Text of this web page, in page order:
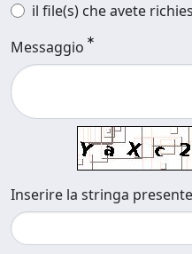
il file(s) che avete
Messaggio
Inserire la stringa